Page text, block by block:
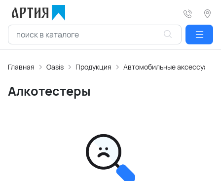
Главная Oasis Продукция Автомобильные аксессуары
Алкотестеры